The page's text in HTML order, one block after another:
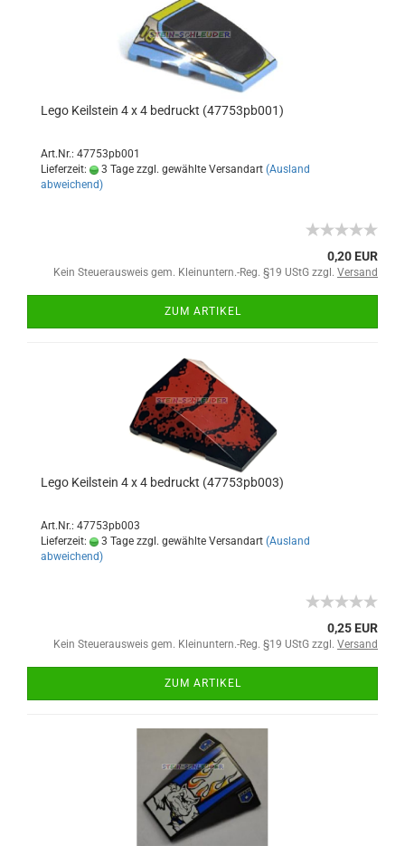
Lego Keilstein 4 x 4 bedruckt (47753pb001)
Art.Nr.: 47753pb001
Lieferzeit:
3 Tage zzgl. gewählte Versandart (Ausland
abweichend)
0,20 EUR
Kein Steuerausweis gem. Kleinuntern.-Reg. §19 UStG zzgl. Versand
ZUM ARTIKEL
Lego Keilstein 4 x 4 bedruckt (47753pb003)
Art.Nr.: 47753pb003
Lieferzeit:
3 Tage zzgl. gewählte Versandart (Ausland
abweichend)
0,25 EUR
Kein Steuerausweis gem. Kleinuntern.-Reg. §19 UStG zzgl. Versand
ZUM ARTIKEL